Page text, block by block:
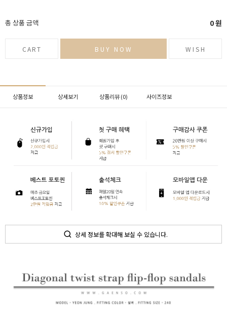
총 상품 금액 0원
CART BUY NOW WISH
상품정보 상세보기 상품리뷰 (0) 사이즈정보
상세 정보를 확대해 보실 수 있습니다.